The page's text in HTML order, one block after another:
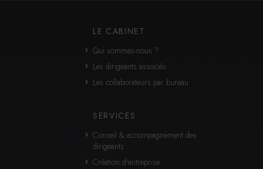
LE CABINET
Qui sommes-nous ?
Les dirigeants associés
Les collaborateurs par bureau
SERVICES
Conseil & accompagnement des
dirigeants
Création d'entreprise
Cookies générés par Google Analytics pour récolter
ACCEPTER